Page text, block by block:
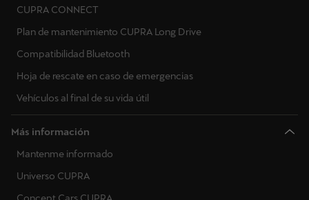
CUPRA CONNECT
Plan de mantenimiento CUPRA Long Drive
Compatibilidad Bluetooth
Hoja de rescate en caso de emergencias
Vehículos al final de su vida útil
Más información
Mantenme informado
Universo CUPRA